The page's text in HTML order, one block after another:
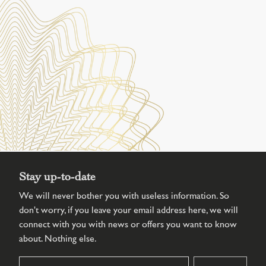
Stay up-to-date
We will never bother you with useless information. So
don't worry, if you leave your email address here, we will
connect with you with news or offers you want to know
about. Nothing else.